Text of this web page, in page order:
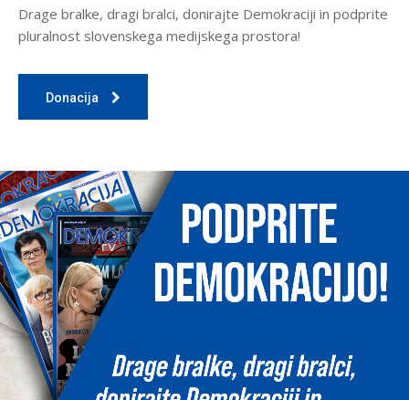
Drage bralke, dragi bralci, donirajte Demokraciji in podprite
pluralnost slovenskega medijskega prostora!
Donacija